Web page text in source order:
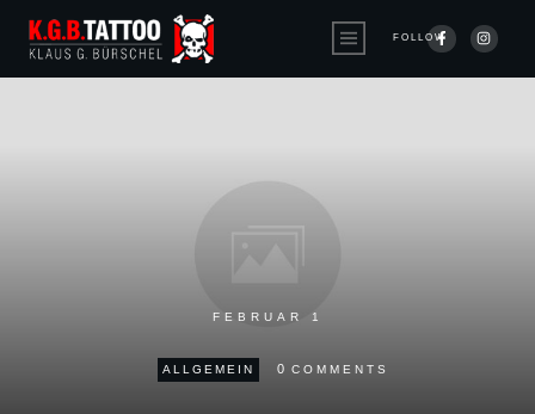
FOLLOW
FEBRUAR 1
ALLGEMEIN 0 COMMENTS